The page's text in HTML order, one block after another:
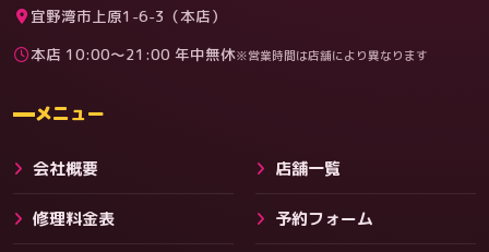
料金
宜野湾市上原1-6-3（本店）
本店 10:00〜21:00 年中無休※営業時間は店舗により異なります
メニュー
会社概要 店舗一覧
修理料金表 予約フォーム